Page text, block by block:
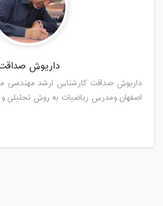
داریوش
داریوش صداقت کارشناس ارشد مهندسی
اصفهان ومدرس ریاضیات به روش تحلیلی